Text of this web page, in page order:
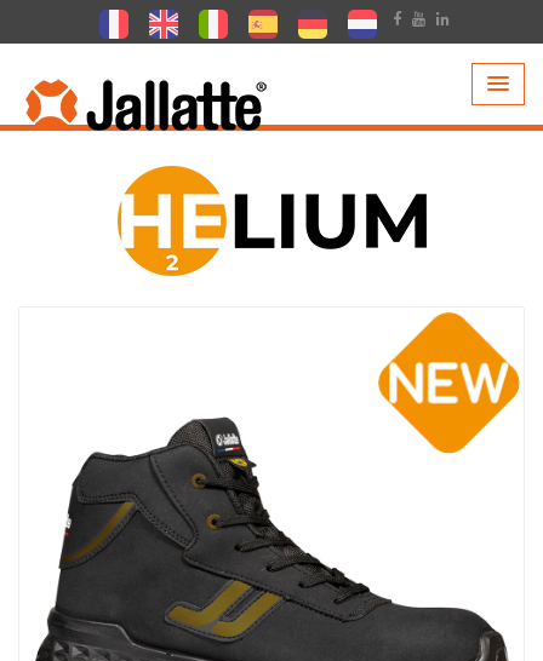
PRODUITS > COLLECTIONS >